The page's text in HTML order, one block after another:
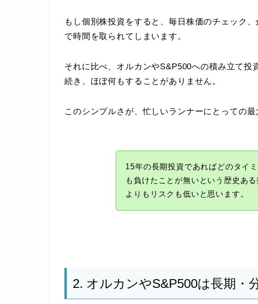
もし個別株投資をすると、毎日株価のチェック
で時間を取られてしまいます。
それに比べ、オルカンやS&P500への積み立て投
続き、ほぼ何もすることがありません。
このシンプルさが、忙しいランナーにとっての最
15年の長期投資であればどのタイ
も負けたことが無いという歴史あ
よりもリスクも低いと思います。
2. オルカンやS&P500は長期・